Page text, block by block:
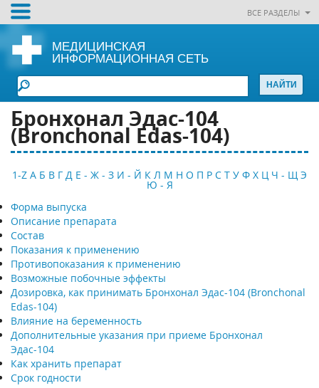
ВСЕ РАЗДЕЛЫ
МЕДИЦИНСКАЯ
ИНФОРМАЦИОННАЯ СЕТЬ
Бронхонал Эдас-104
(Bronchonal Edas-104)
1-Z А Б В Г Д Е - Ж - З И - Й К Л М Н О П Р С Т У Ф Х Ц Ч - Щ Э
Ю - Я
Форма выпуска
Описание препарата
Состав
Показания к применению
Противопоказания к применению
Возможные побочные эффекты
Дозировка, как принимать Бронхонал Эдас-104 (Bronchonal
Edas-104)
Влияние на беременность
Дополнительные указания при приеме Бронхонал
Эдас-104
Как хранить препарат
Срок годности